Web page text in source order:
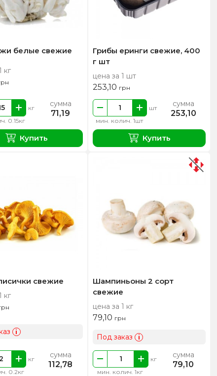
белые свежие
кг
0.15кг
кг сумма
71,19
Купить
Грибы еринги свежие, 400
г шт
цена за 1 шт
253,10 грн
мин. колич. 1шт
шт сумма
253,10
Купить
свежие
кг
i
0.2кг
кг сумма
112,78
Шампиньоны 2 сорт
свежие
цена за 1 кг
79,10 грн
Под заказ i
мин. колич. 1кг
кг сумма
79,10